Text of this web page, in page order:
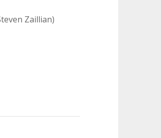
Zaillian)